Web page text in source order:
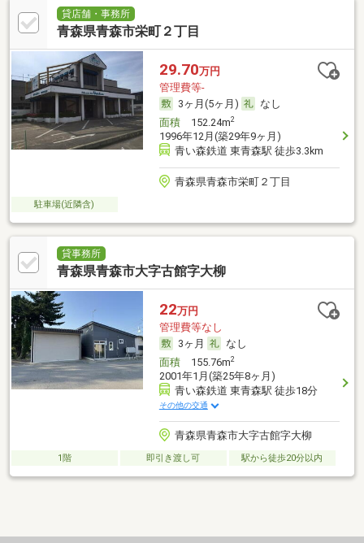
貸店舗・事務所
青森県青森市栄町２丁目
29.70万円
管理費等-
3ヶ月(5ヶ月)
なし
面積152.24m2
1996年12月(築29年9ヶ月)
青い森鉄道 東青森駅 徒歩3.3km
青森県青森市栄町２丁目
駐車場(近隣含)
貸事務所
青森県青森市大字古館字大柳
22万円
管理費等なし
3ヶ月
なし
面積155.76m2
2001年1月(築25年8ヶ月)
青い森鉄道 東青森駅 徒歩18分
その他の交通
青森県青森市大字古館字大柳
1階 即引き渡し可 駅から徒歩20分以内